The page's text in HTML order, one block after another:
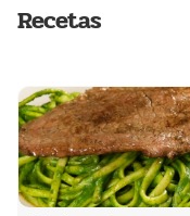
Recetas